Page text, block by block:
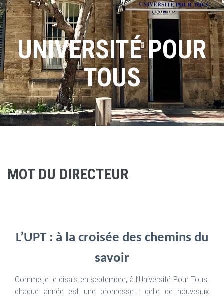
UNIVERSITÉ POUR
TOUS
MOT DU DIRECTEUR
L’UPT : à la croisée des chemins du
savoir
Comme je le disais en septembre, à l’Université Pour Tous,
chaque année est une promesse : celle de nouveaux